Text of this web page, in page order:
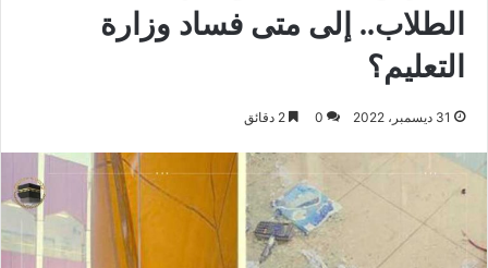
الطلاب.. إلى متى فساد وزارة
التعليم؟
31 ديسمبر، 2022 0